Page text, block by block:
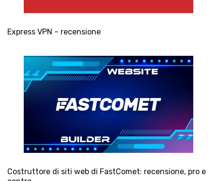
Express VPN – recensione
Costruttore di siti web di FastComet: recensione, pro e